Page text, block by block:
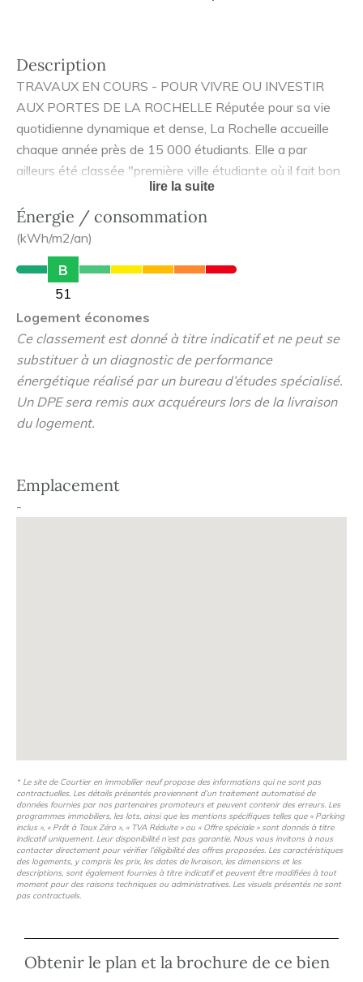
Description
TRAVAUX EN COURS - POUR VIVRE OU INVESTIR
AUX PORTES DE LA ROCHELLE Réputée pour sa vie
quotidienne dynamique et dense, La Rochelle accueille
chaque année près de 15 000 étudiants. Elle a par
ailleurs été classée "première ville étudiante où il fait bon
étudier" ! A quelques minutes en vélo ou en transports en
commun du coeur de La Rochelle, Apogée-Céleste se
dessine entre le centre-ville d'Aytré et ses plages. Les
appartements, du studio au 3 pièces, ont été conçus pour
offrir à leurs résidents un cadre de vie privilégié.
Contactez votre conseiller dédié dès aujourd'hui pour
échanger sur votre projet d'investissement en LMNP
aussi bien pour de la location saisonnière ou à l'année
avec un locataire étudiant.
lire la suite
Énergie / consommation
(kWh/m2/an)
B
51
Logement économes
Ce classement est donné à titre indicatif et ne peut se
substituer à un diagnostic de performance
énergétique réalisé par un bureau d’études spécialisé.
Un DPE sera remis aux acquéreurs lors de la livraison
du logement.
Emplacement
-
* Le site de Courtier en immobilier neuf propose des informations qui ne sont pas
contractuelles. Les détails présentés proviennent d’un traitement automatisé de
données fournies par nos partenaires promoteurs et peuvent contenir des erreurs. Les
programmes immobiliers, les lots, ainsi que les mentions spécifiques telles que « Parking
inclus », « Prêt à Taux Zéro », « TVA Réduite » ou « Offre spéciale » sont donnés à titre
indicatif uniquement. Leur disponibilité n’est pas garantie. Nous vous invitons à nous
contacter directement pour vérifier l’éligibilité des offres proposées. Les caractéristiques
des logements, y compris les prix, les dates de livraison, les dimensions et les
descriptions, sont également fournies à titre indicatif et peuvent être modifiées à tout
moment pour des raisons techniques ou administratives. Les visuels présentés ne sont
pas contractuels.
Obtenir le plan et la brochure de ce bien